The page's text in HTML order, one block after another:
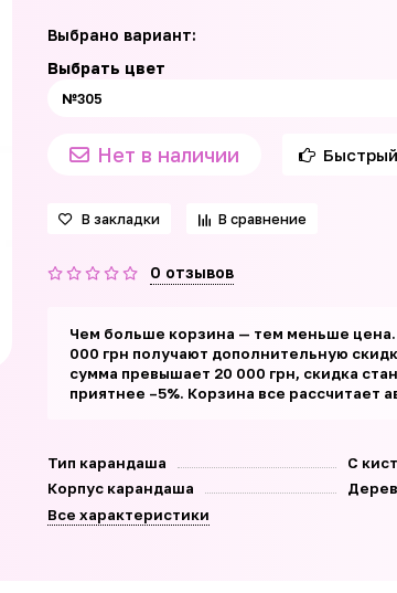
Выбрано вариант:
Выбрать цвет
Нет в наличии
В закладки В сравнение
0 отзывов
Чем больше корзина — тем меньше цена.
000 грн получают дополнительную
сумма превышает 20 000 грн, скидка
приятнее –5%. Корзина все рассчитает
Тип карандаша
С
Корпус карандаша
Все характеристики